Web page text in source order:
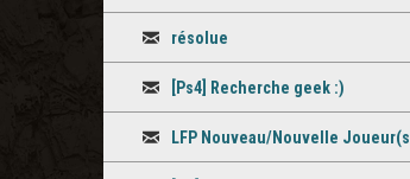
résolue
[Ps4] Recherche geek :)
LFP Nouveau/Nouvelle